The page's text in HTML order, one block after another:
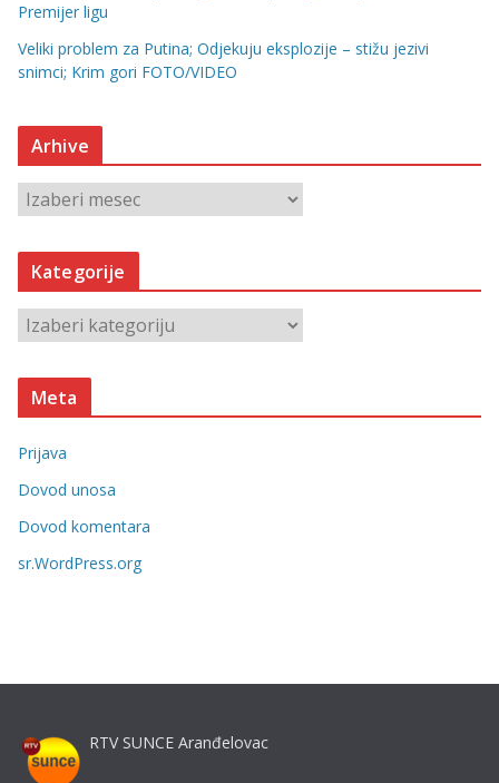
Premijer ligu
Veliki problem za Putina; Odjekuju eksplozije – stižu jezivi
snimci; Krim gori FOTO/VIDEO
Arhive
r
h
v
Kategorije
a
t
o
r
i
e
Meta
Prijava
Dovod unosa
Dovod komentara
sr.WordPress.org
RTV SUNCE Aranđelovac